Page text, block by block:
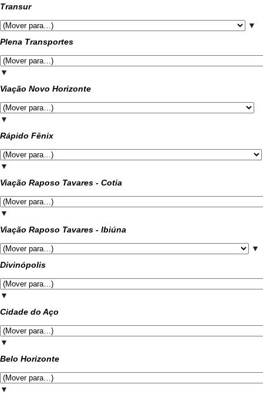
Transur
▼
Plena Transportes
▼
Viação Novo Horizonte
▼
Rápido Fênix
▼
Viação Raposo Tavares - Cotia
▼
Viação Raposo Tavares - Ibiúna
▼
Divinópolis
▼
Cidade do Aço
▼
Belo Horizonte
▼